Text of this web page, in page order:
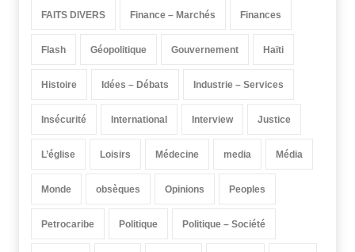
FAITS DIVERS Finance – Marchés Finances
Flash Géopolitique Gouvernement Haïti
Histoire Idées – Débats Industrie – Services
Insécurité International Interview Justice
L’église Loisirs Médecine media Média
Monde obsèques Opinions Peoples
Petrocaribe Politique Politique – Société